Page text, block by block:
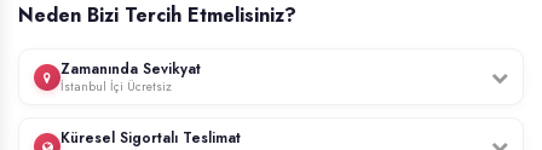
Neden Bizi Tercih Etmelisiniz?
Zamanında Sevikyat
İstanbul İçi Ücretsiz
Kapınızın ölçülerini yerinde alır, uzman montaj ekibimiz tarafından
Küresel Sigortalı Teslimat